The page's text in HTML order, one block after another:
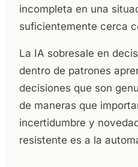
incompleta en una
suficientemente cerca
La IA sobresale en
dentro de patrones
decisiones que son
de maneras que
incertidumbre y
resistente es a la